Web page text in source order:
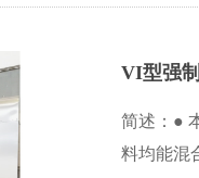
VI型强
简述：●
料均能混